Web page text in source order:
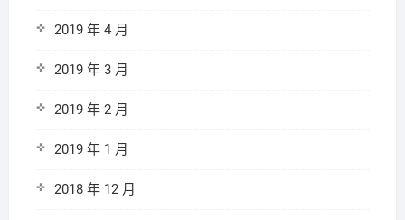
2019 年 4 月
2019 年 3 月
2019 年 2 月
2019 年 1 月
2018 年 12 月